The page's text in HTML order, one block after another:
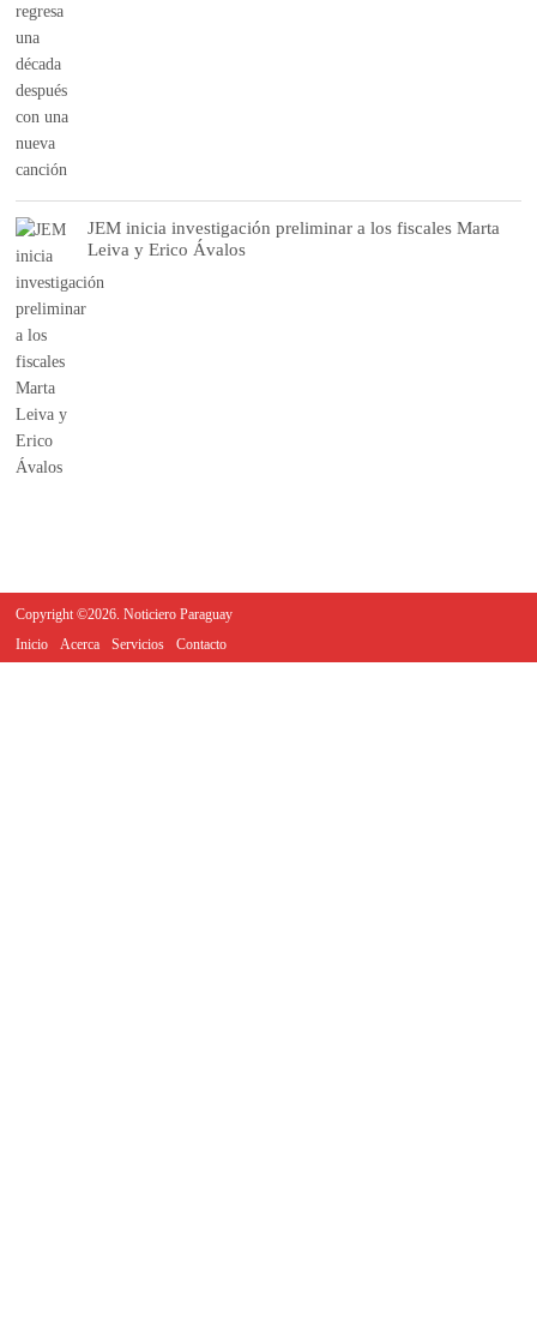
JEM inicia investigación preliminar a los fiscales Marta
Leiva y Erico Ávalos
Copyright ©2026. Noticiero Paraguay
Inicio
Acerca Servicios Contacto